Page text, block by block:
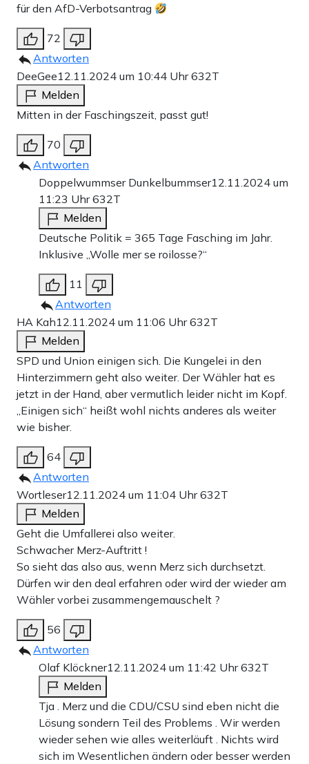
für den AfD-Verbotsantrag
72
Antworten
DeeGee12.11.2024 um 10:44 Uhr632T
Melden
Mitten in der Faschingszeit, passt gut!
70
Antworten
Doppelwummser Dunkelbummser12.11.2024 um
11:23 Uhr632T
Melden
Deutsche Politik = 365 Tage Fasching im Jahr.
Inklusive „Wolle mer se roilosse?“
11
Antworten
HA Kah12.11.2024 um 11:06 Uhr632T
Melden
SPD und Union einigen sich. Die Kungelei in den
Hinterzimmern geht also weiter. Der Wähler hat es
jetzt in der Hand, aber vermutlich leider nicht im Kopf.
„Einigen sich“ heißt wohl nichts anderes als weiter
wie bisher.
64
Antworten
Wortleser12.11.2024 um 11:04 Uhr632T
Melden
Geht die Umfallerei also weiter.
Schwacher Merz-Auftritt !
So sieht das also aus, wenn Merz sich durchsetzt.
Dürfen wir den deal erfahren oder wird der wieder am
Wähler vorbei zusammengemauschelt ?
56
Antworten
Olaf Klöckner12.11.2024 um 11:42 Uhr632T
Melden
Tja . Merz und die CDU/CSU sind eben nicht die
Lösung sondern Teil des Problems . Wir werden
wieder sehen wie alles weiterläuft . Nichts wird
sich im Wesentlichen ändern oder besser werden